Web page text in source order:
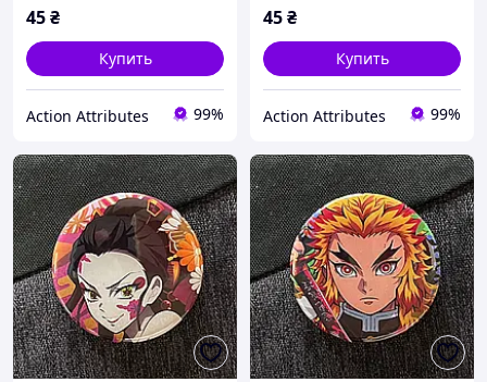
45₴
Купить
Action Attributes 99%
45₴
Купить
Action Attributes 99%